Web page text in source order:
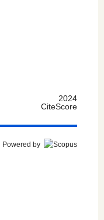
2024
CiteScore
Powered by